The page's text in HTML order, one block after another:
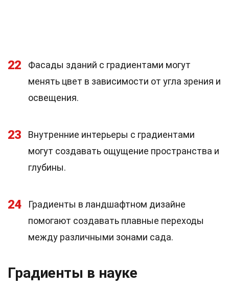
22
Фасады зданий с градиентами могут
менять цвет в зависимости от угла зрения и
освещения.
23
Внутренние интерьеры с градиентами
могут создавать ощущение пространства и
глубины.
24
Градиенты в ландшафтном дизайне
помогают создавать плавные переходы
между различными зонами сада.
Градиенты в науке